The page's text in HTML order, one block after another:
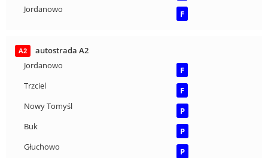
Jordanowo
F
A2
autostrada A2
Jordanowo
F
Trzciel
F
Nowy Tomyśl
P
Buk
P
Głuchowo
P